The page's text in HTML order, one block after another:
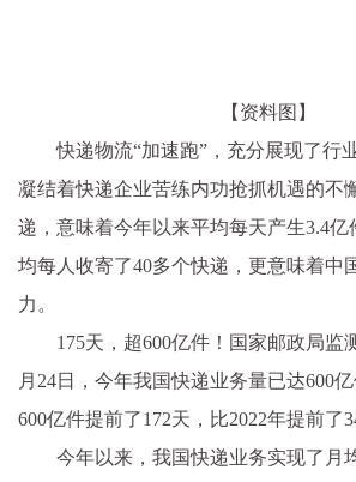
【资料图】
快递物流“加速跑”，充分展现了行
凝结着快递企业苦练内功抢抓机遇的不
递，意味着今年以来平均每天产生3.4
均每人收寄了40多个快递，更意味着中
力。
175天，超600亿件！国家邮政局监
月24日，今年我国快递业务量已达600
600亿件提前了172天，比2022年提前了
今年以来，我国快递业务实现了月